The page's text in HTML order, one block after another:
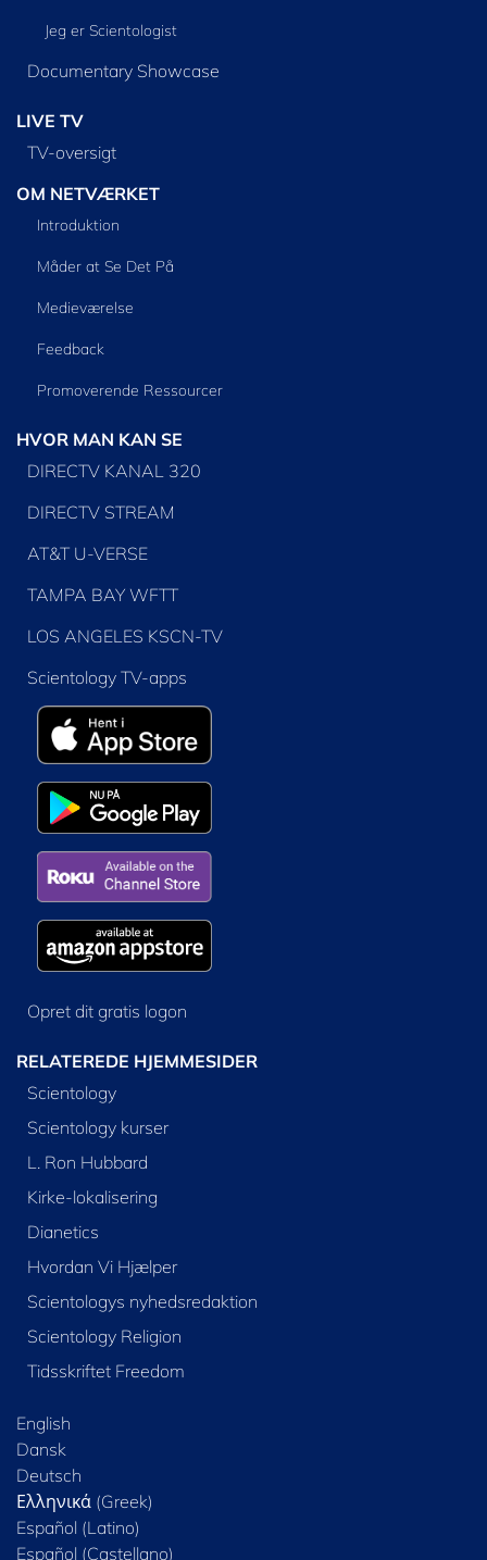
Jeg er Scientologist
Documentary Showcase
LIVE TV
TV-oversigt
OM NETVÆRKET
Introduktion
Måder at Se Det På
Medieværelse
Feedback
Promoverende Ressourcer
HVOR MAN KAN SE
DIRECTV KANAL 320
DIRECTV STREAM
AT&T U-VERSE
TAMPA BAY WFTT
LOS ANGELES KSCN-TV
Scientology TV-apps
Opret dit gratis logon
RELATEREDE HJEMMESIDER
Scientology
Scientology kurser
L. Ron Hubbard
Kirke-lokalisering
Dianetics
Hvordan Vi Hjælper
Scientologys nyhedsredaktion
Scientology Religion
Tidsskriftet Freedom
English
Dansk
Deutsch
Ελληνικά (Greek)
Español (Latino)
Español (Castellano)